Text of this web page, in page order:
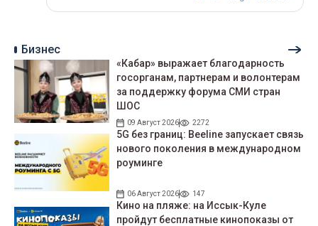
Бизнес
«Кабар» выражает благодарность
госорганам, партнерам и волонтерам
за поддержку форума СМИ стран
ШОС
09 Август 2026 2272
5G без границ: Beeline запускает связь
нового поколения в международном
роуминге
06 Август 2026 147
Кино на пляже: на Иссык-Куле
пройдут беcплатные кинопоказы от